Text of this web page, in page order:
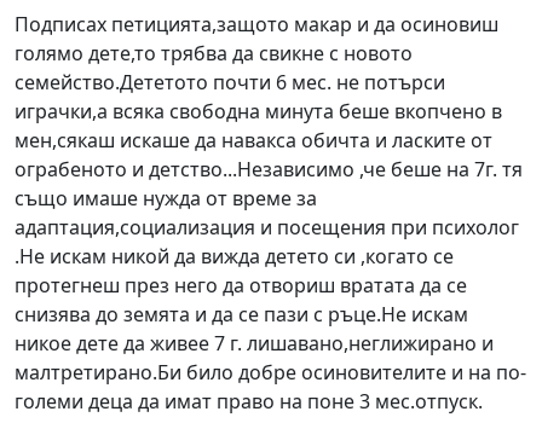
Подписах петицията,защото макар и да осиновиш
голямо дете,то трябва да свикне с новото
семейство.Дететото почти 6 мес. не потърси
играчки,а всяка свободна минута беше вкопчено в
мен,сякаш искаше да навакса обичта и ласките от
ограбеното и детство...Независимо ,че беше на 7г. тя
също имаше нужда от време за
адаптация,социализация и посещения при психолог
.Не искам никой да вижда детето си ,когато се
протегнеш през него да отвориш вратата да се
снизява до земята и да се пази с ръце.Не искам
никое дете да живее 7 г. лишавано,неглижирано и
малтретирано.Би било добре осиновителите и на по-
големи деца да имат право на поне 3 мес.отпуск.